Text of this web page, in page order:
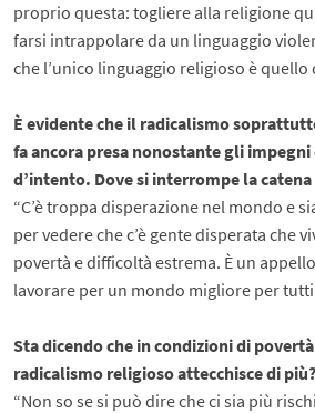
proprio questa: togliere alla religione
farsi intrappolare da un linguaggio
che l’unico linguaggio religioso è quello
È evidente che il radicalismo
fa ancora presa nonostante gli
d’intento. Dove si interrompe la catena
“C’è troppa disperazione nel mondo e
per vedere che c’è gente disperata che
povertà e difficoltà estrema. È un
lavorare per un mondo migliore per
Sta dicendo che in condizioni di
radicalismo religioso attecchisce di più?
“Non so se si può dire che ci sia più